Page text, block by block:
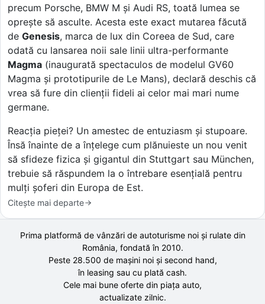
precum Porsche, BMW M și Audi RS, toată lumea se
oprește să asculte. Acesta este exact mutarea făcută
de Genesis, marca de lux din Coreea de Sud, care
odată cu lansarea noii sale linii ultra-performante
Magma (inaugurată spectaculos de modelul GV60
Magma și prototipurile de Le Mans), declară deschis că
vrea să fure din clienții fideli ai celor mai mari nume
germane.
Reacția pieței? Un amestec de entuziasm și stupoare.
Însă înainte de a înțelege cum plănuieste un nou venit
să sfideze fizica și gigantul din Stuttgart sau München,
trebuie să răspundem la o întrebare esențială pentru
mulți șoferi din Europa de Est.
Citește mai departe
Prima platformă de vânzări de autoturisme noi și rulate din
România, fondată în 2010.
Peste 28.500 demașini noi și second hand,
în leasing sau cu plată cash.
Cele mai bune oferte din piața auto,
actualizate zilnic.